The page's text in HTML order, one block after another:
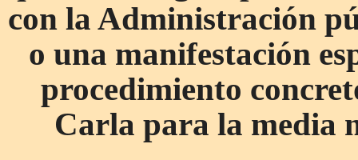
con la Administración
o una manifestación
procedimiento
Carla para la media